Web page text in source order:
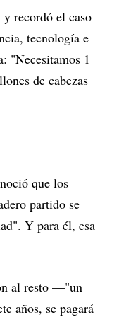
recordó el caso
tecnología e
"Necesitamos 1
de cabezas
que los
partido se
Y para él, esa
al resto —"un
años, se pagará